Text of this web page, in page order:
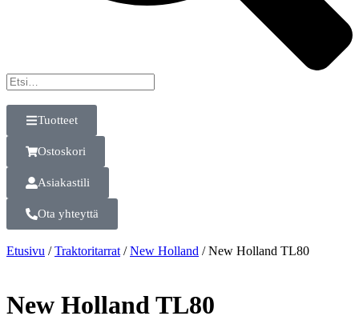
Tuotteet
Ostoskori
Asiakastili
Ota yhteyttä
Etusivu /Traktoritarrat/New Holland / New Holland TL80
New Holland TL80